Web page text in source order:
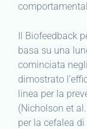
Il Biofeedback
basa su una
cominciata
dimostrato
linea per la
(Nicholson et
per la cefalea